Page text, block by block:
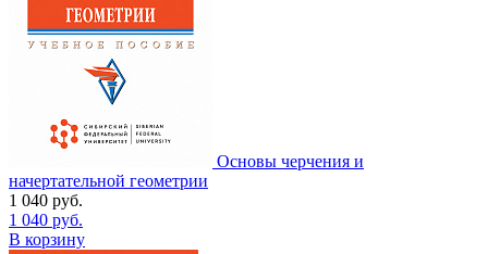
Основы черчения и
начертательной геометрии
1 040 руб.
1 040 руб.
В корзину